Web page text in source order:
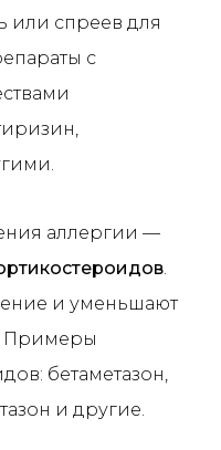
или спреев для
с
аллергии —
и уменьшают
Примеры
бетаметазон,
и другие.